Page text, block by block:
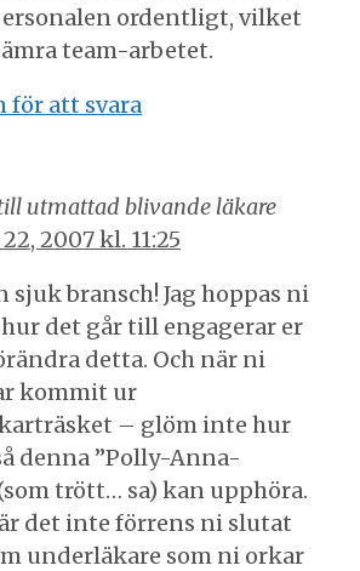
ordentligt, vilket
team-arbetet.
för att svara
utmattad blivande läkare
2007 kl. 11:25
sjuk bransch! Jag hoppas ni
det går till engagerar er
detta. Och när ni
kommit ur
– glöm inte hur
denna ”Polly-Anna-
trött… sa) kan upphöra.
det inte förrens ni slutat
underläkare som ni orkar